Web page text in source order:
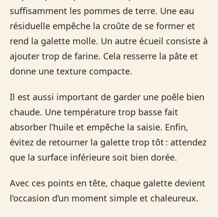
suffisamment les pommes de terre. Une eau
résiduelle empêche la croûte de se former et
rend la galette molle. Un autre écueil consiste à
ajouter trop de farine. Cela resserre la pâte et
donne une texture compacte.
Il est aussi important de garder une poêle bien
chaude. Une température trop basse fait
absorber l’huile et empêche la saisie. Enfin,
évitez de retourner la galette trop tôt : attendez
que la surface inférieure soit bien dorée.
Avec ces points en tête, chaque galette devient
l’occasion d’un moment simple et chaleureux.